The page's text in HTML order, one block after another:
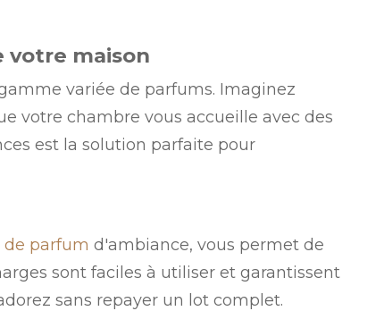
votre maison
variée de parfums. Imaginez
votre chambre vous accueille avec des
est la solution parfaite pour
de parfum d'ambiance, vous permet de
sont faciles à utiliser et garantissent
sans repayer un lot complet.